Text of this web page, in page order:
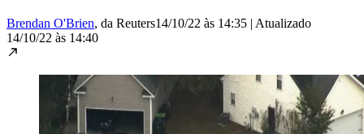
Brendan O'Brien, da Reuters14/10/22 às 14:35 | Atualizado
14/10/22 às 14:40